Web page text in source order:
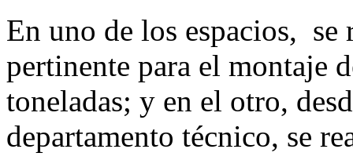
En uno de los espacios, se
pertinente para el montaje
toneladas; y en el otro,
departamento técnico, se